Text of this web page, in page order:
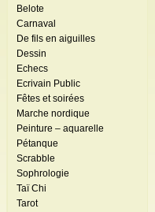
Belote
Carnaval
De fils en aiguilles
Dessin
Echecs
Ecrivain Public
Fêtes et soirées
Marche nordique
Peinture – aquarelle
Pétanque
Scrabble
Sophrologie
Taï Chi
Tarot